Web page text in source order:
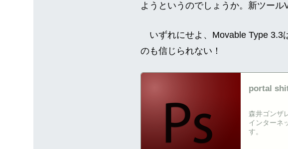
ようというのでしょうか。新ツール
いずれにせよ、Movable Type 3.3
のも信じられない！
portal
森井ゴンザ
インターネ
す。